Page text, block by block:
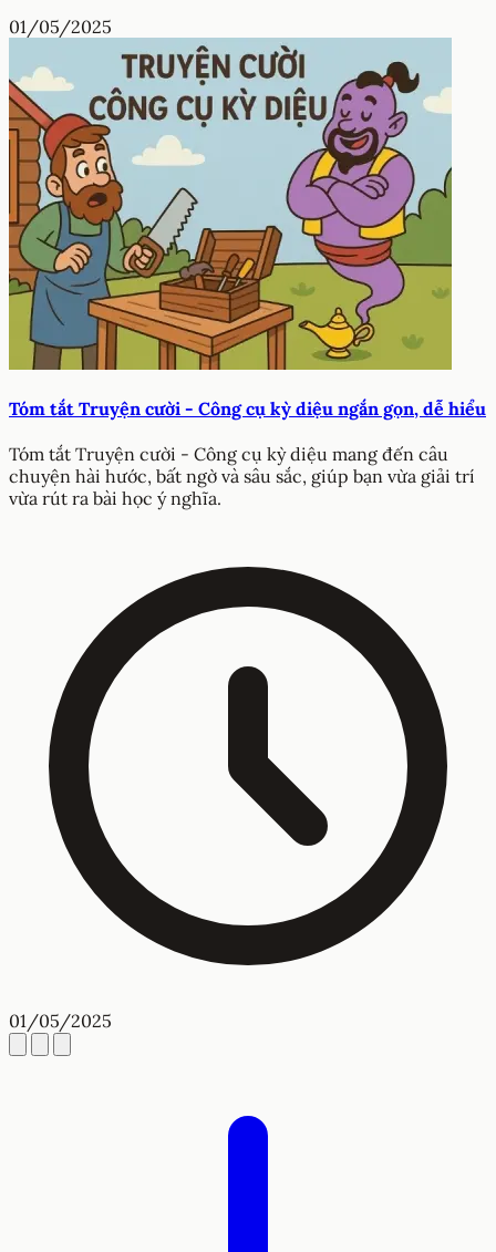
01/05/2025
Tóm tắt Truyện cười - Công cụ kỳ diệu ngắn gọn, dễ hiểu
Tóm tắt Truyện cười - Công cụ kỳ diệu mang đến câu
chuyện hài hước, bất ngờ và sâu sắc, giúp bạn vừa giải trí
vừa rút ra bài học ý nghĩa.
01/05/2025